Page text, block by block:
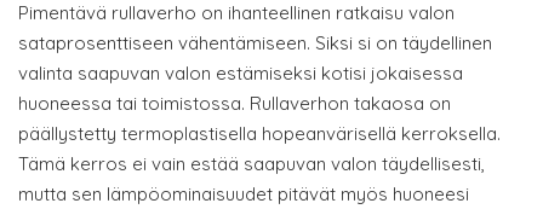
Pimentävä rullaverho on ihanteellinen ratkaisu valon
sataprosenttiseen vähentämiseen. Siksi si on täydellinen
valinta saapuvan valon estämiseksi kotisi jokaisessa
huoneessa tai toimistossa. Rullaverhon takaosa on
päällystetty termoplastisella hopeanvärisellä kerroksella.
Tämä kerros ei vain estää saapuvan valon täydellisesti,
mutta sen lämpöominaisuudet pitävät myös huoneesi